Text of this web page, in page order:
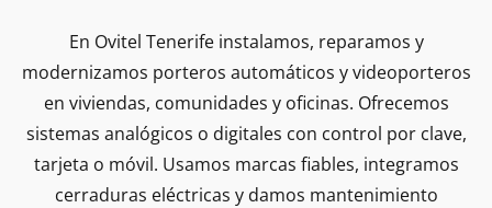
En Ovitel Tenerife instalamos, reparamos y
modernizamos porteros automáticos y videoporteros
en viviendas, comunidades y oficinas. Ofrecemos
sistemas analógicos o digitales con control por clave,
tarjeta o móvil. Usamos marcas fiables, integramos
cerraduras eléctricas y damos mantenimiento